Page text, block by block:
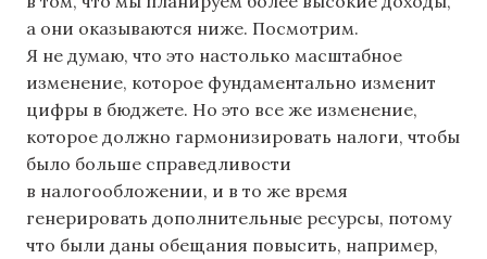
а они оказываются ниже. Посмотрим.
Я не думаю, что это настолько масштабное
изменение, которое фундаментально изменит
цифры в бюджете. Но это все же изменение,
которое должно гармонизировать налоги, чтобы
было больше справедливости
в налогообложении, и в то же время
генерировать дополнительные ресурсы, потому
что были даны обещания повысить, например,